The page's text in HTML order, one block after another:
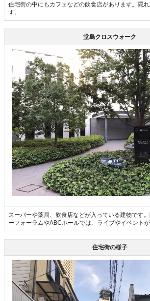
住宅街の中にもカフェなどの飲食店があります。隠
す。
堂島クロスウォーク
スーパーや薬局、飲食店などが入っている建物です
ーフォーラムやABCホールでは、ライブやイベントが
住宅街の様子